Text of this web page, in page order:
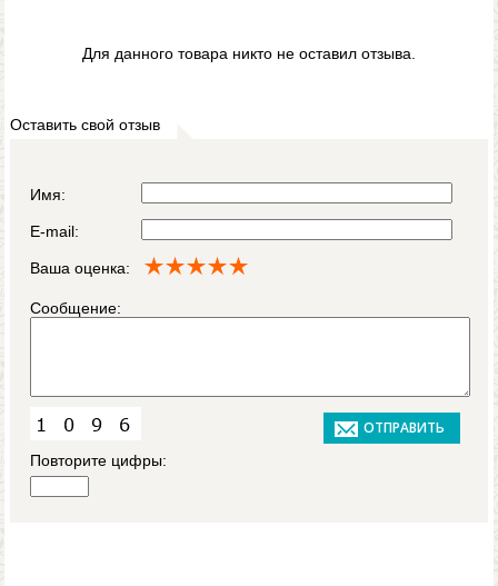
Для данного товара никто не оставил отзыва.
Оставить свой отзыв
Имя:
E-mail:
Ваша оценка:
Сообщение:
Повторите цифры: